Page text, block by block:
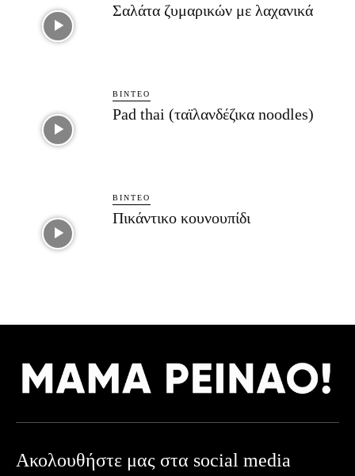
Σαλάτα ζυμαρικών με λαχανικά
ΒΊΝΤΕΟ
Pad thai (ταϊλανδέζικα noodles)
ΒΊΝΤΕΟ
Πικάντικο κουνουπίδι
Ακολουθήστε μας στα social media